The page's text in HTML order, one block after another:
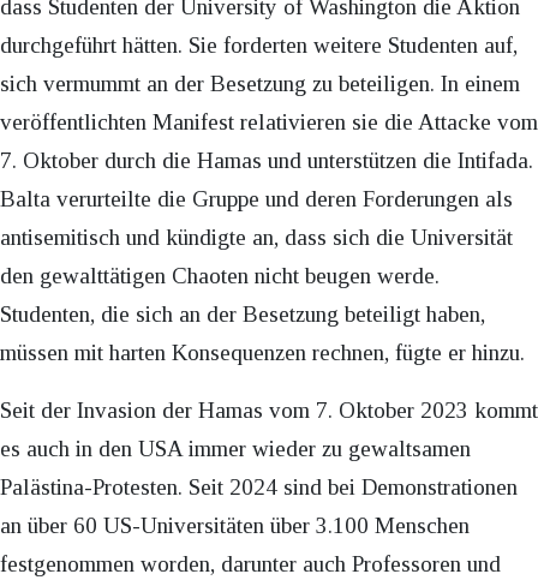
dass Studenten der University of Washington die Aktion
durchgeführt hätten. Sie forderten weitere Studenten auf,
sich vermummt an der Besetzung zu beteiligen. In einem
veröffentlichten Manifest relativieren sie die Attacke vom
7. Oktober durch die Hamas und unterstützen die Intifada.
Balta verurteilte die Gruppe und deren Forderungen als
antisemitisch und kündigte an, dass sich die Universität
den gewalttätigen Chaoten nicht beugen werde.
Studenten, die sich an der Besetzung beteiligt haben,
müssen mit harten Konsequenzen rechnen, fügte er hinzu.
Seit der Invasion der Hamas vom 7. Oktober 2023 kommt
es auch in den USA immer wieder zu gewaltsamen
Palästina-Protesten. Seit 2024 sind bei Demonstrationen
an über 60 US-Universitäten über 3.100 Menschen
festgenommen worden, darunter auch Professoren und